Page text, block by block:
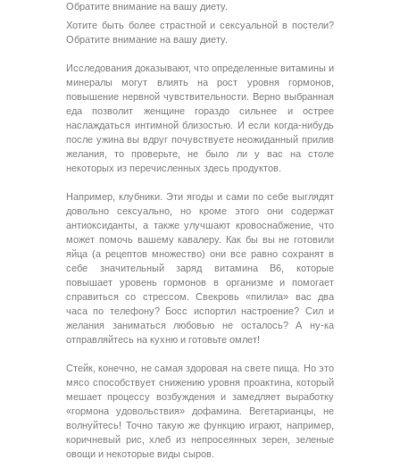
Обратите внимание на вашу диету.
Хотите быть более страстной и сексуальной в постели?
Обратите внимание на вашу диету.
Исследования доказывают, что определенные витамины и
минералы могут влиять на рост уровня гормонов,
повышение нервной чувствительности. Верно выбранная
еда позволит женщине гораздо сильнее и острее
наслаждаться интимной близостью. И если когда-нибудь
после ужина вы вдруг почувствуете неожиданный прилив
желания, то проверьте, не было ли у вас на столе
некоторых из перечисленных здесь продуктов.
Например, клубники. Эти ягоды и сами по себе выглядят
довольно сексуально, но кроме этого они содержат
антиоксиданты, а также улучшают кровоснабжение, что
может помочь вашему кавалеру. Как бы вы не готовили
яйца (а рецептов множество) они все равно сохранят в
себе значительный заряд витамина В6, которые
повышает уровень гормонов в организме и помогает
справиться со стрессом. Свекровь «пилила» вас два
часа по телефону? Босс испортил настроение? Сил и
желания заниматься любовью не осталось? А ну-ка
отправляйтесь на кухню и готовьте омлет!
Стейк, конечно, не самая здоровая на свете пища. Но это
мясо способствует снижению уровня проактина, который
мешает процессу возбуждения и замедляет выработку
«гормона удовольствия» дофамина. Вегетарианцы, не
волнуйтесь! Точно такую же функцию играют, например,
коричневый рис, хлеб из непросеянных зерен, зеленые
овощи и некоторые виды сыров.